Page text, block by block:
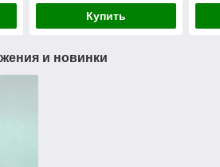
Купить
и новинки